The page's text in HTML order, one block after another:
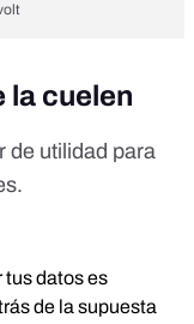
la cuelen
de utilidad para
tus datos es
de la supuesta